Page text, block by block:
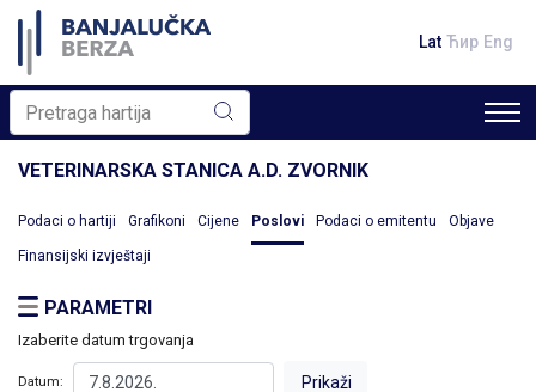
Lat Ћир Eng
VETERINARSKA STANICA A.D. ZVORNIK
Podaci o hartiji Grafikoni Cijene Poslovi Podaci o emitentu Objave
Finansijski izvještaji
PARAMETRI
Izaberite datum trgovanja
Datum: